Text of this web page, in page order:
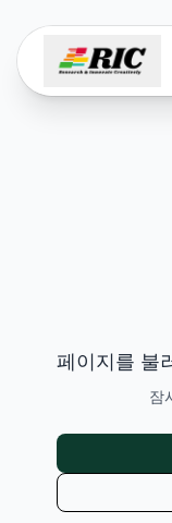
페이지를 불
잠